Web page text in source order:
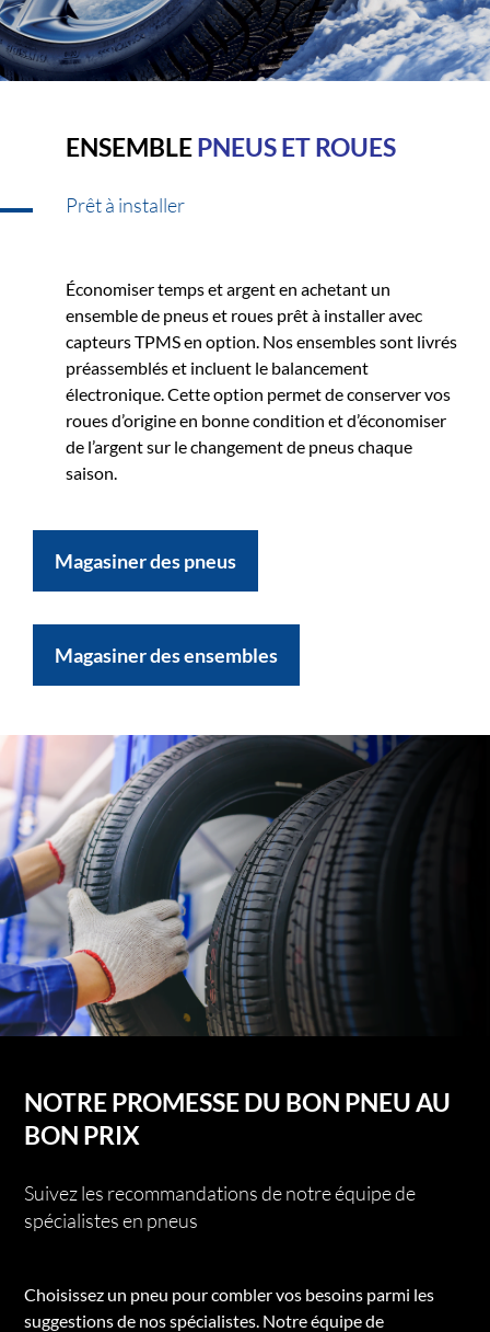
ENSEMBLEPNEUS ET ROUES
Prêt à installer
Économiser temps et argent en achetant un
ensemble de pneus et roues prêt à installer avec
capteurs TPMS en option. Nos ensembles sont livrés
préassemblés et incluent le balancement
électronique. Cette option permet de conserver vos
roues d’origine en bonne condition et d’économiser
de l’argent sur le changement de pneus chaque
saison.
Magasiner des pneus
Magasiner des ensembles
NOTRE PROMESSE DU BON PNEU AU
BON PRIX
Suivez les recommandations de notre équipe de
spécialistes en pneus
Choisissez un pneu pour combler vos besoins parmi les
suggestions de nos spécialistes. Notre équipe de